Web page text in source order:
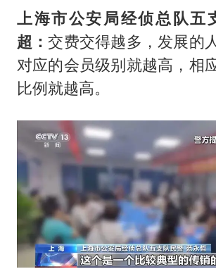
上海市公安局经侦总队五
超：交费交得越多，发展的
对应的会员级别就越高，相
比例就越高。